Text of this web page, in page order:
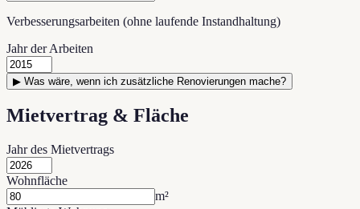
Verbesserungsarbeiten (ohne laufende Instandhaltung)
Jahr der Arbeiten
▶ Was wäre, wenn ich zusätzliche Renovierungen mache?
Mietvertrag & Fläche
Jahr des Mietvertrags
Wohnfläche
m²